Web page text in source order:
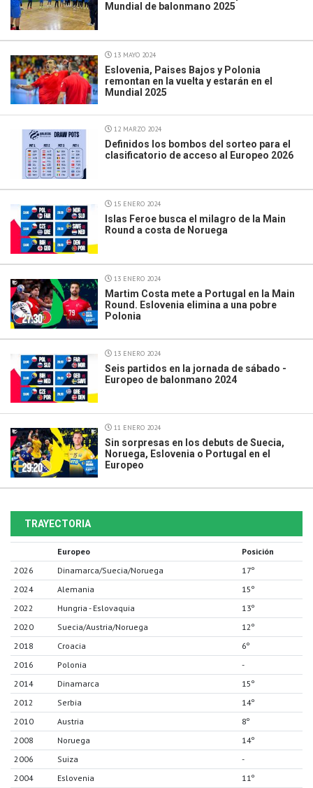
Mundial de balonmano 2025
13 MAYO 2024
Eslovenia, Paises Bajos y Polonia
remontan en la vuelta y estarán en el
Mundial 2025
12 MARZO 2024
Definidos los bombos del sorteo para el
clasificatorio de acceso al Europeo 2026
15 ENERO 2024
Islas Feroe busca el milagro de la Main
Round a costa de Noruega
13 ENERO 2024
Martim Costa mete a Portugal en la Main
Round. Eslovenia elimina a una pobre
Polonia
13 ENERO 2024
Seis partidos en la jornada de sábado -
Europeo de balonmano 2024
11 ENERO 2024
Sin sorpresas en los debuts de Suecia,
Noruega, Eslovenia o Portugal en el
Europeo
TRAYECTORIA
Europeo
Posición
2026
Dinamarca/Suecia/Noruega
17º
2024
Alemania
15º
2022
Hungria - Eslovaquia
13º
2020
Suecia/Austria/Noruega
12º
2018
Croacia
6º
2016
Polonia
-
2014
Dinamarca
15º
2012
Serbia
14º
2010
Austria
8º
2008
Noruega
14º
2006
Suiza
-
2004
Eslovenia
11º